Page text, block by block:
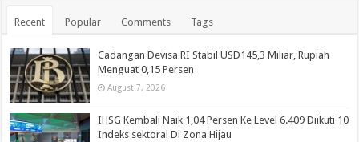
Recent Popular Comments Tags
Cadangan Devisa RI Stabil USD145,3 Miliar, Rupiah
Menguat 0,15 Persen
August 7, 2026
IHSG Kembali Naik 1,04 Persen Ke Level 6.409 Diikuti 10
Indeks sektoral Di Zona Hijau